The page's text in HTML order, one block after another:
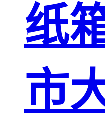
纸
市